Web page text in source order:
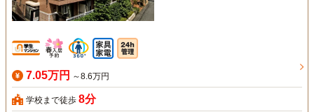
7.05万円 ～8.6万円
学校まで徒歩 8分